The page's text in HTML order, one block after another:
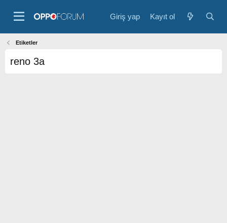
Giriş yap Kayıt ol
Etiketler
reno 3a